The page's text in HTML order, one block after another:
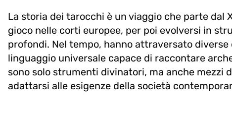
La storia dei tarocchi è un viaggio che parte dal
gioco nelle corti europee, per poi evolversi in
profondi. Nel tempo, hanno attraversato
linguaggio universale capace di raccontare
sono solo strumenti divinatori, ma anche mezzi
adattarsi alle esigenze della società